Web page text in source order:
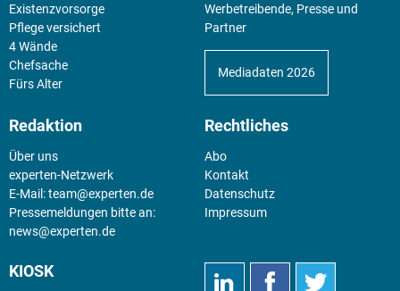
Existenz­vorsorge
Pflege versichert
4 Wände
Chefsache
Fürs Alter
Werbetreibende, Presse und
Partner
Mediadaten 2026
Redaktion
Über uns
experten-Netzwerk
E-Mail:team@experten.de
Pressemeldungen bitte an:
news@experten.de
Rechtliches
Abo
Kontakt
Datenschutz
Impressum
KIOSK